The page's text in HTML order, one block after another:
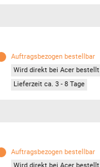
Auftragsbezogen bestellbar
Wird direkt bei Acer bestellt
Lieferzeit ca. 3 - 8 Tage
Auftragsbezogen bestellbar